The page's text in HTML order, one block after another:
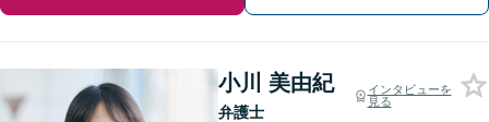
小川 美由紀
弁護士
インタビューを
見る